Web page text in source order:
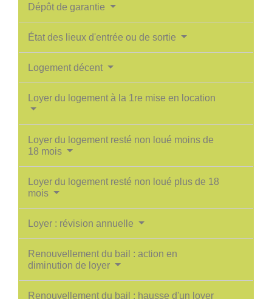
Dépôt de garantie
État des lieux d'entrée ou de sortie
Logement décent
Loyer du logement à la 1re mise en location
Loyer du logement resté non loué moins de
18 mois
Loyer du logement resté non loué plus de 18
mois
Loyer : révision annuelle
Renouvellement du bail : action en
diminution de loyer
Renouvellement du bail : hausse d'un loyer